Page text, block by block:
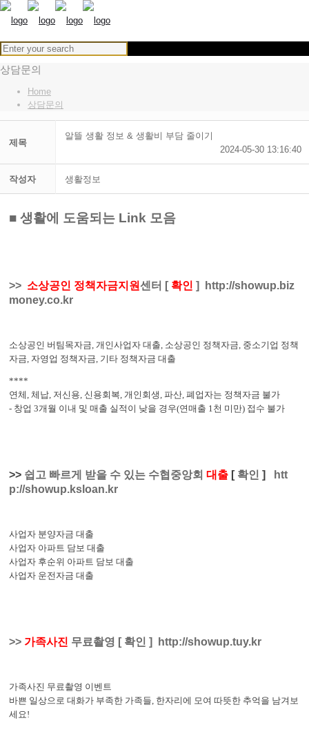
상담문의
Home
상담문의
제목
알뜰 생활 정보 & 생활비 부담 줄이기
2024-05-30 13:16:40
작성자 생활정보
■ 생활에 도움되는 Link 모음
>> 소상공인 정책자금지원센터 [ 확인 ]
http://showup.biz
money.co.kr
소상공인 버팀목자금, 개인사업자 대출, 소상공인 정책자금, 중소기업 정책
자금, 자영업 정책자금, 기타 정책자금 대출
****
연체, 체납, 저신용, 신용회복, 개인회생, 파산, 폐업자는 정책자금 불가
- 창업 3개월 이내 및 매출 실적이 낮을 경우(연매출 1천 미만) 접수 불가
>> 쉽고 빠르게 받을 수 있는 수협중앙회 대출 [ 확인 ]
htt
p://showup.ksloan.kr
사업자 분양자금 대출
사업자 아파트 담보 대출
사업자 후순위 아파트 담보 대출
사업자 운전자금 대출
>> 가족사진 무료촬영 [ 확인 ] http://showup.tuy.kr
가족사진 무료촬영 이벤트
바쁜 일상으로 대화가 부족한 가족들, 한자리에 모여 따뜻한 추억을 남겨보
세요!